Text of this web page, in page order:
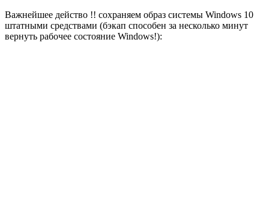
Важнейшее действо !! сохраняем образ системы Windows 10
штатными средствами (бэкап способен за несколько минут
вернуть рабочее состояние Windows!):